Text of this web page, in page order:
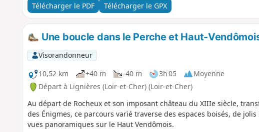
Télécharger le PDF Télécharger le GPX
Une boucle dans le Perche et Haut-
Visorandonneur
10,52 km
+40 m -40 m 3h 05
Moyenne
Départ à Lignières (Loir-et-Cher) (Loir-et-Cher)
Au départ de Rocheux et son imposant château du XIIIe siècle,
des Énigmes, ce parcours varié traverse des espaces boisés, de
vues panoramiques sur le Haut Vendômois.